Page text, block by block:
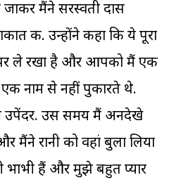
मैंने सरस्वती दास
की. उन्होंने कहा कि ये पूरा
ले रखा है और आपको मैं एक
नाम से नहीं पुकारते थे.
उपेंदर. उस समय मैं अनदेखे
मैंने रानी को वहां बुला लिया
भाभी हैं और मुझे बहुत प्यार